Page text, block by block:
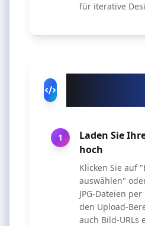
für iterative
1
Laden Sie
hoch
Klicken Sie auf
auswählen"
JPG-Dateien
den Upload-
auch Bild-URLs